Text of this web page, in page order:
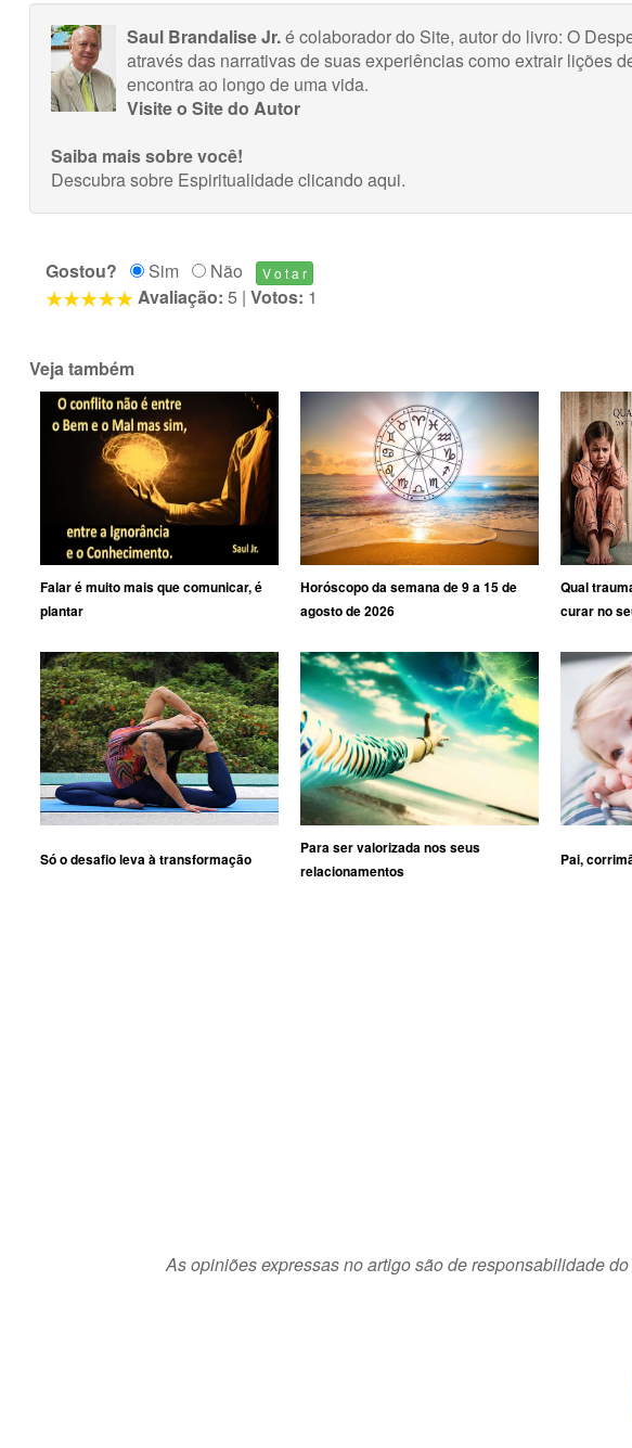
Saul Brandalise Jr.é colaborador do Site, autor do livro: O
através das narrativas de suas experiências como extrair lições
encontra ao longo de uma vida.
Visite o Site do Autor
Saiba mais sobre você!
Descubra sobre Espiritualidadeclicando aqui.
Gostou? Sim
Não
Avaliação: 5 | Votos: 1
Veja também
Falar é muito mais que comunicar, é
plantar
Horóscopo da semana de 9 a 15 de
agosto de 2026
Qual
curar no
Só o desafio leva à transformação
Para ser valorizada nos seus
relacionamentos
Pai,
As opiniões expressas no artigo são de responsabilidade